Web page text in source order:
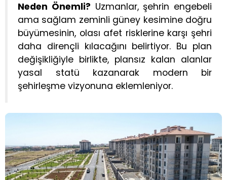
Neden Önemli? Uzmanlar, şehrin engebeli
ama sağlam zeminli güney kesimine doğru
büyümesinin, olası afet risklerine karşı şehri
daha dirençli kılacağını belirtiyor. Bu plan
değişikliğiyle birlikte, plansız kalan alanlar
yasal statü kazanarak modern bir
şehirleşme vizyonuna eklemleniyor.